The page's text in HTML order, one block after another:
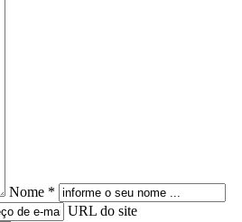
Nome *
URL do site